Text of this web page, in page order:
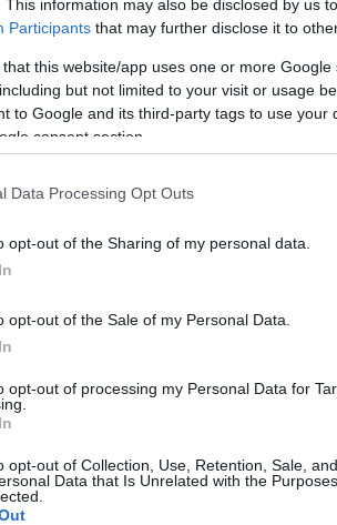
This information may also be disclosed by us
Participants that may further disclose it to
that this website/app uses one or more
but not limited to your visit or usage
to Google and its third-party tags to use your
consent section.
Data Processing Opt Outs
opt-out of the Sharing of my personal data.
opt-out of the Sale of my Personal Data.
opt-out of processing my Personal Data for
opt-out of Collection, Use, Retention, Sale,
Data that Is Unrelated with the
24
24
24
24
24